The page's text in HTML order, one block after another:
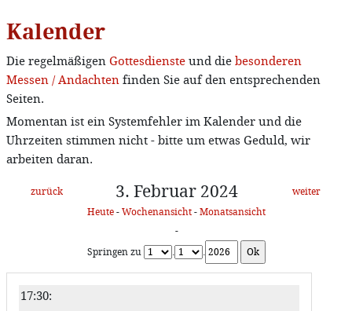
Kalender
Die regelmäßigen Gottesdienste und die besonderen
Messen / Andachten finden Sie auf den entsprechenden
Seiten.
Momentan ist ein Systemfehler im Kalender und die
Uhrzeiten stimmen nicht - bitte um etwas Geduld, wir
arbeiten daran.
zurück 3. Februar 2024
weiter
Heute - Wochenansicht - Monatsansicht
-
Springen zu
. .
17:30: